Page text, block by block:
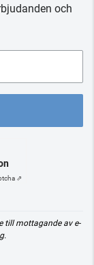
och
⇗
till mottagande av e-